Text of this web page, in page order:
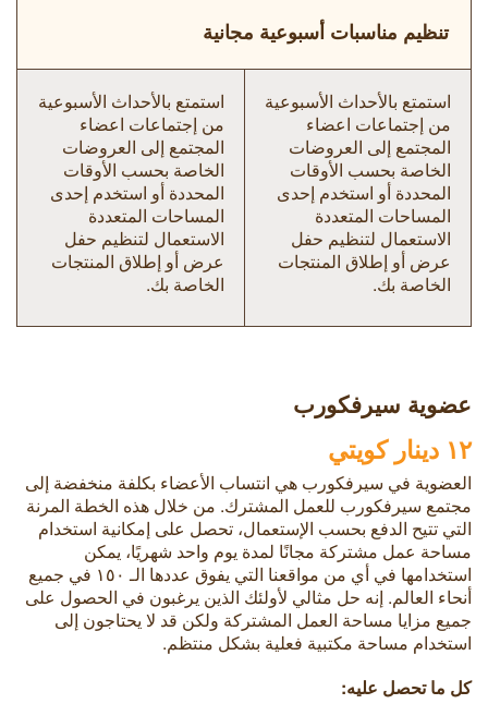
تنظيم مناسبات أسبوعية مجانية
استمتع بالأحداث الأسبوعية
من إجتماعات اعضاء
المجتمع إلى العروضات
الخاصة بحسب الأوقات
المحددة أو استخدم إحدى
المساحات المتعددة
الاستعمال لتنظيم حفل
عرض أو إطلاق المنتجات
الخاصة بك.
استمتع بالأحداث الأسبوعية
من إجتماعات اعضاء
المجتمع إلى العروضات
الخاصة بحسب الأوقات
المحددة أو استخدم إحدى
المساحات المتعددة
الاستعمال لتنظيم حفل
عرض أو إطلاق المنتجات
الخاصة بك.
عضوية سيرفكورب
١٢ دينار كويتي
العضوية في سيرفكورب هي انتساب الأعضاء بكلفة منخفضة إلى
مجتمع سيرفكورب للعمل المشترك. من خلال هذه الخطة المرنة
التي تتيح الدفع بحسب الإستعمال، تحصل على إمكانية استخدام
مساحة عمل مشتركة مجانًا لمدة يوم واحد شهريًا، يمكن
استخدامها في أي من مواقعنا التي يفوق عددها الـ ١٥٠ في جميع
أنحاء العالم. إنه حل مثالي لأولئك الذين يرغبون في الحصول على
جميع مزايا مساحة العمل المشتركة ولكن قد لا يحتاجون إلى
استخدام مساحة مكتبية فعلية بشكل منتظم.
كل ما تحصل عليه: